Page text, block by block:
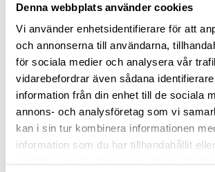
Denna webbplats använder cookies
Vi använder enhetsidentifierare för att
och annonserna till användarna,
för sociala medier och analysera vår
vidarebefordrar även sådana
information från din enhet till de sociala
annons- och analysföretag som vi
kan i sin tur kombinera informationen
information som du har tillhandahållit
Malmö butik Finns i
Stockholm butik Finns i
Snabba leveranser
Hämta i butik
Ledande leverantör i Sverige